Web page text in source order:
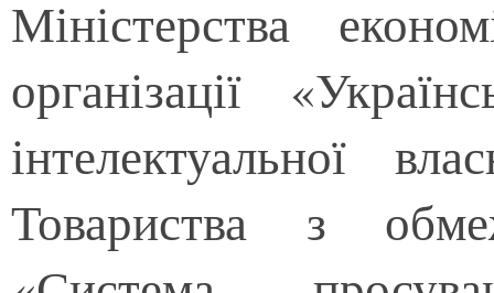
Міністерства
організації
інтелектуальної
Товариства з